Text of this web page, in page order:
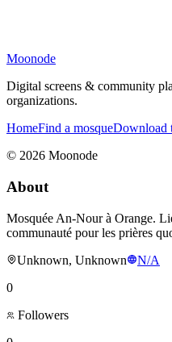
Moonode
Digital screens & community
organizations.
HomeFind a mosqueDownload
© 2026 Moonode
About
Mosquée An-Nour à Orange.
communauté pour les prières
Unknown, Unknown
N/A
0
Followers